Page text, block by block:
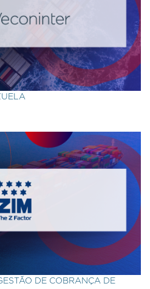
DE COBRANÇA DE